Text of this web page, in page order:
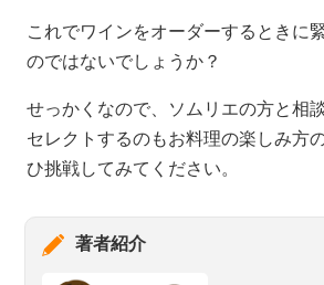
これでワインをオーダーするときに
のではないでしょうか？
せっかくなので、ソムリエの方と相
セレクトするのもお料理の楽しみ方
ひ挑戦してみてください。
著者紹介